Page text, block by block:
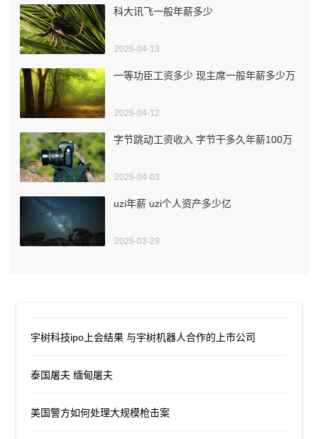
科大讯飞一般年薪多少
2026-04-13
一等功臣工资多少 现主席一般年薪多少万
2026-04-12
字节跳动工资收入 字节干多久年薪100万
2026-04-03
uzi年薪 uzi个人资产多少亿
2026-03-29
宇树科技ipo上会结果 与宇树机器人合作的上市公司
泰国屠夫 缅甸屠夫
美国警方如何处理大规模枪击案